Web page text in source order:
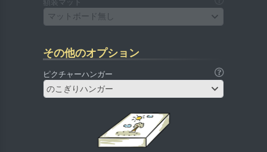
額装マット
マットボード無し
その他のオプション
ピクチャーハンガー
のこぎりハンガー